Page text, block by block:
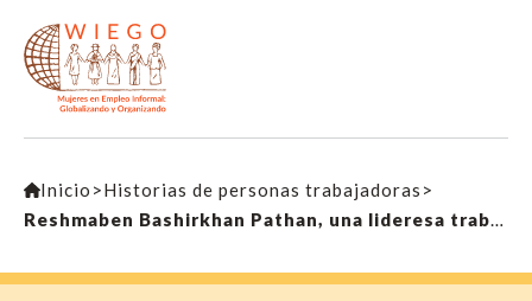
Inicio >Historias de personas trabajadoras >
Reshmaben Bashirkhan Pathan, una lideresa trabajadora en domicilio de Ahmedabad, India